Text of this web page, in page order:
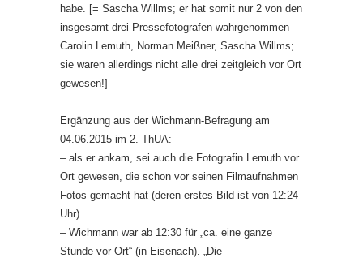
habe. [= Sascha Willms; er hat somit nur 2 von den
insgesamt drei Pressefotografen wahrgenommen –
Carolin Lemuth, Norman Meißner, Sascha Willms;
sie waren allerdings nicht alle drei zeitgleich vor Ort
gewesen!]
Ergänzung aus der Wichmann-Befragung am
04.06.2015 im 2. ThUA:
– als er ankam, sei auch die Fotografin Lemuth vor
Ort gewesen, die schon vor seinen Filmaufnahmen
Fotos gemacht hat (deren erstes Bild ist von 12:24
Uhr).
– Wichmann war ab 12:30 für „ca. eine ganze
Stunde vor Ort“ (in Eisenach). „Die